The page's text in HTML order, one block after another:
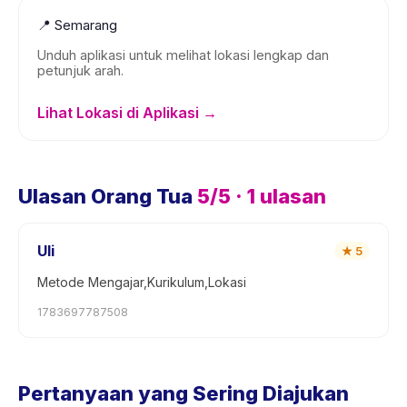
📍 Semarang
Unduh aplikasi untuk melihat lokasi lengkap dan
petunjuk arah.
Lihat Lokasi di Aplikasi →
Ulasan Orang Tua 5/5 · 1 ulasan
Uli ★ 5
Metode Mengajar,Kurikulum,Lokasi
1783697787508
Pertanyaan yang Sering Diajukan